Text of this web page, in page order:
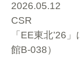
2026.05.12
CSR
「EE東北’26
館B-038）